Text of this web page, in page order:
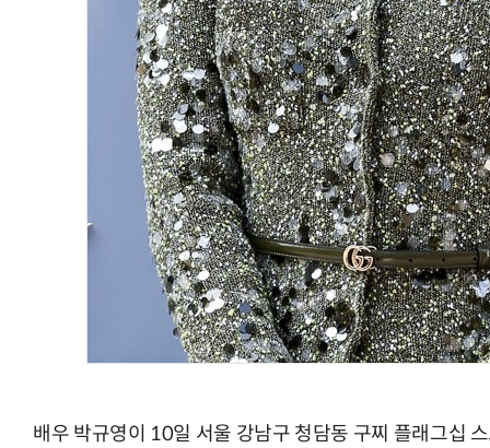
배우 박규영이 10일 서울 강남구 청담동 구찌 플래그십